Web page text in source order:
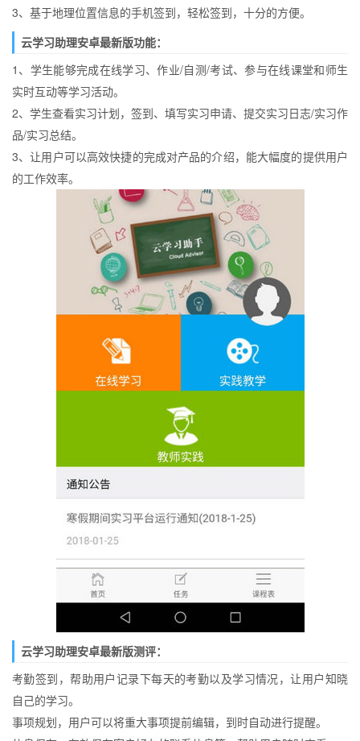
3、基于地理位置信息的手机签到，轻松签到，十分的方便。
云学习助理安卓最新版功能：
1、学生能够完成在线学习、作业/自测/考试、参与在线课堂和师生
实时互动等学习活动。
2、学生查看实习计划，签到、填写实习申请、提交实习日志/实习作
品/实习总结。
3、让用户可以高效快捷的完成对产品的介绍，能大幅度的提供用户
的工作效率。
云学习助理安卓最新版测评：
考勤签到，帮助用户记录下每天的考勤以及学习情况，让用户知晓
自己的学习。
事项规划，用户可以将重大事项提前编辑，到时自动进行提醒。